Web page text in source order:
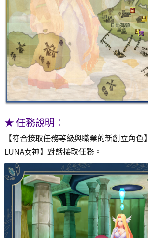
★任務說明：
【符合接取任務等級與職業的新創立角
LUNA女神】對話接取任務。